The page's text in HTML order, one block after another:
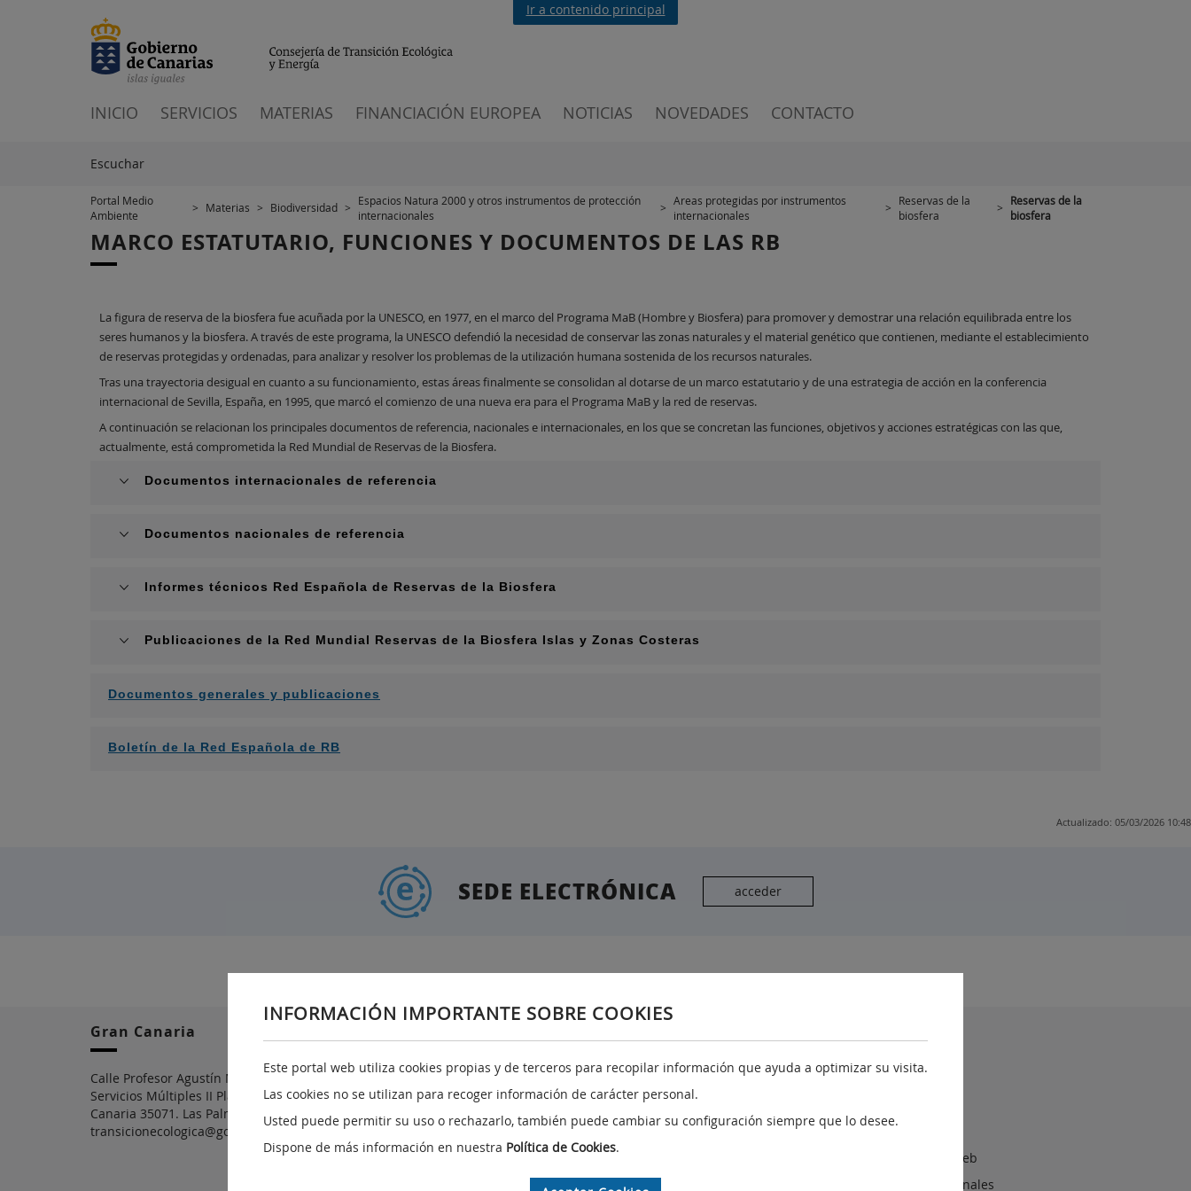
Ir a contenido principal
INICIO SERVICIOS MATERIAS FINANCIACIÓN EUROPEA NOTICIAS NOVEDADES CONTACTO
Escuchar
Portal Medio
Ambiente
> Materias > Biodiversidad >
Espacios Natura 2000 y otros instrumentos de protección
internacionales
> Areas protegidas por instrumentos
internacionales
>
Reservas de la
biosfera
>
Reservas de la
biosfera
MARCO ESTATUTARIO, FUNCIONES Y DOCUMENTOS DE LAS RB
La figura de reserva de la biosfera fue acuñada por la UNESCO, en 1977, en el marco del Programa MaB (Hombre y Biosfera) para promover y demostrar una relación equilibrada entre los
seres humanos y la biosfera. A través de este programa, la UNESCO defendió la necesidad de conservar las zonas naturales y el material genético que contienen, mediante el establecimiento
de reservas protegidas y ordenadas, para analizar y resolver los problemas de la utilización humana sostenida de los recursos naturales.
Tras una trayectoria desigual en cuanto a su funcionamiento, estas áreas finalmente se consolidan al dotarse de un marco estatutario y de una estrategia de acción en la conferencia
internacional de Sevilla, España, en 1995, que marcó el comienzo de una nueva era para el Programa MaB y la red de reservas.
A continuación se relacionan los principales documentos de referencia, nacionales e internacionales, en los que se concretan las funciones, objetivos y acciones estratégicas con las que,
actualmente, está comprometida la Red Mundial de Reservas de la Biosfera.
Documentos internacionales de referencia
Documentos nacionales de referencia
Informes técnicos Red Española de Reservas de la Biosfera
Publicaciones de la Red Mundial Reservas de la Biosfera Islas y Zonas Costeras
Documentos generales y publicaciones
Boletín de la Red Española de RB
Actualizado: 05/03/2026 10:48
SEDE ELECTRÓNICA acceder
Gran Canaria
Calle Profesor Agustín Millares Carló, nº18. Edificio
Servicios Múltiples II Planta 5ª. Las Palmas de Gran
Canaria 35071. Las Palmas Teléfono: 928 301012
transicionecologica@gobiernodecanarias.org
Ver Mapa
Avenida Francisco la Roche, nº 35 Edificio Servicios
Múltiples I Planta 11ª Santa Cruz de Tenerife 35071
Tenerife Teléfono: 922 47 0012
transicionecologica@gobiernodecanarias.org
Ver Mapa
Accesibilidad
Mapa web
Política de cookies en la web
Protección de Datos Personales
INFORMACIÓN IMPORTANTE SOBRE COOKIES
Este portal web utiliza cookies propias y de terceros para recopilar información que ayuda a optimizar su visita.
Las cookies no se utilizan para recoger información de carácter personal.
Usted puede permitir su uso o rechazarlo, también puede cambiar su configuración siempre que lo desee.
Dispone de más información en nuestra Política de Cookies.